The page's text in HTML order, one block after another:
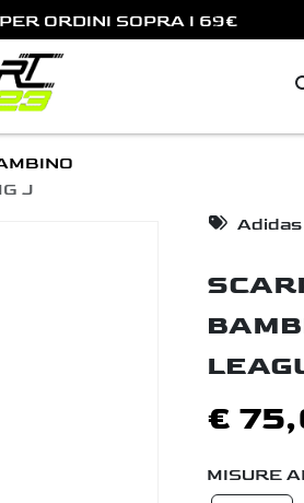
PER MAGGIORI
Next
J
Adidas
€
MISURE